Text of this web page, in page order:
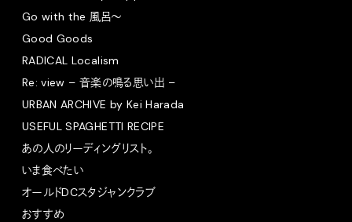
Go with the 風呂〜
Good Goods
RADICAL Localism
Re: view – 音楽の鳴る思い出 –
URBAN ARCHIVE by Kei Harada
USEFUL SPAGHETTI RECIPE
あの人のリーディングリスト。
いま食べたい
オールドDCスタジャンクラブ
おすすめ